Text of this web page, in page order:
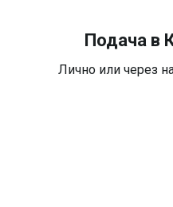
Подача в
Лично или через